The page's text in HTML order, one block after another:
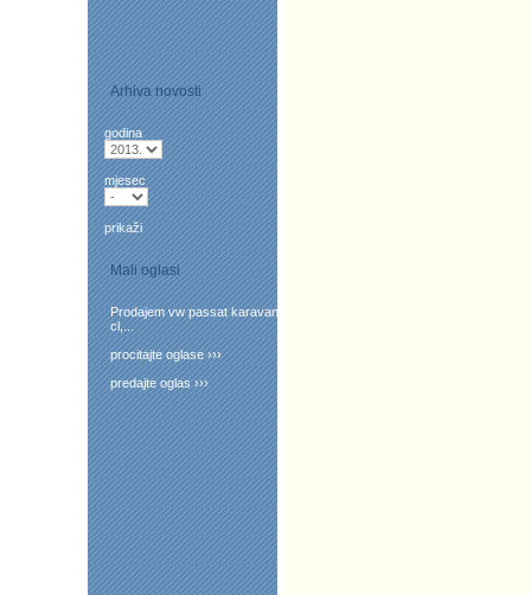
Arhiva novosti
godina
mjesec
prikaži
Mali oglasi
Prodajem vw passat karavan
cl,...
procitajte oglase ›››
predajte oglas ›››